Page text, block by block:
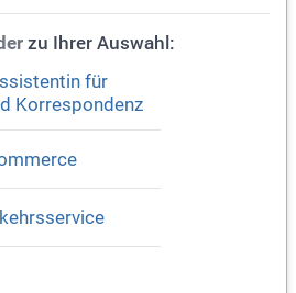
zu Ihrer Auswahl:
für
Korrespondenz